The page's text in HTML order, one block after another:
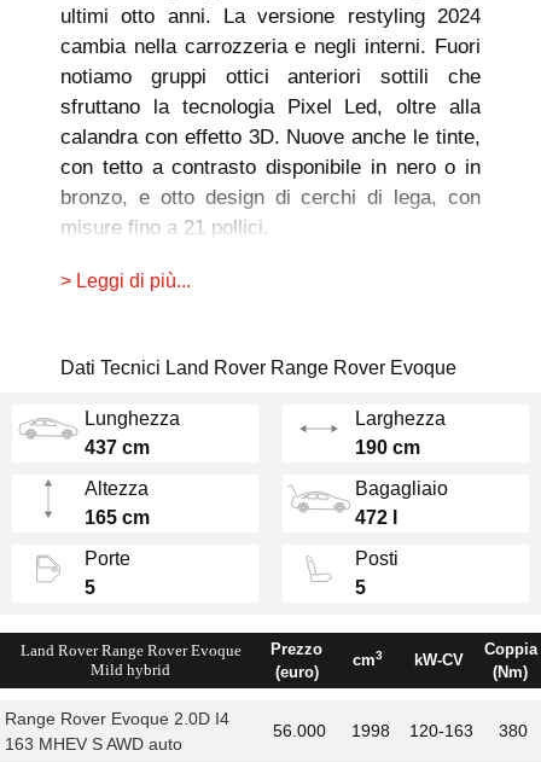
ultimi otto anni. La versione restyling 2024
cambia nella carrozzeria e negli interni. Fuori
notiamo gruppi ottici anteriori sottili che
sfruttano la tecnologia Pixel Led, oltre alla
calandra con effetto 3D. Nuove anche le tinte,
con tetto a contrasto disponibile in nero o in
bronzo, e otto design di cerchi di lega, con
misure fino a 21 pollici.
Dentro troviamo anche la strumentazione
bilancia non scende mai sotto i 1700 kg.
Il piacere di guida ne trae comunque beneficio:
motorisono tutti quattro cilindri, sia benzina
che gasolio, con potenze fino a300 CV. Le
versioni a trazione integrale hanno il cambio a
9 marce automatico di serie e sono omologate
come ibride, ma volendo c'è anche il diesel da
manuale.
> Leggi di più...
Dati Tecnici Land Rover Range Rover Evoque
Lunghezza
437 cm
Larghezza
190 cm
Altezza
165 cm
Bagagliaio
472 l
Porte
5
Posti
5
Land Rover Range Rover Evoque
Mild hybrid
Prezzo
(euro)
cm3 kW-CV
Coppia
(Nm)
Range Rover Evoque 2.0D I4
163 MHEV S AWD auto
56.000 1998 120-163 380